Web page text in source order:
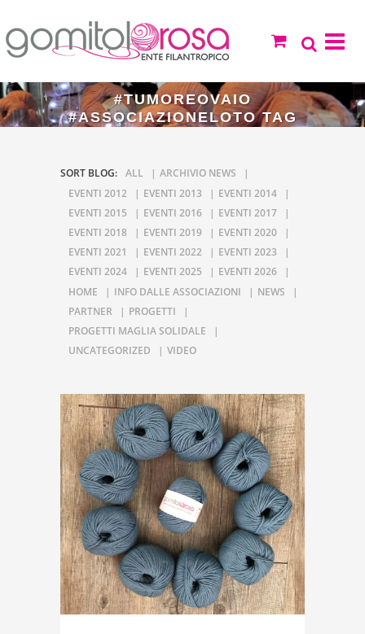
#TUMOREOVAIO
#ASSOCIAZIONELOTO TAG
SORT BLOG: ALL
ARCHIVIO NEWS
EVENTI 2012
EVENTI 2013
EVENTI 2014
EVENTI 2015
EVENTI 2016
EVENTI 2017
EVENTI 2018
EVENTI 2019
EVENTI 2020
EVENTI 2021
EVENTI 2022
EVENTI 2023
EVENTI 2024
EVENTI 2025
EVENTI 2026
HOME
INFO DALLE ASSOCIAZIONI
NEWS
PARTNER
PROGETTI
PROGETTI MAGLIA SOLIDALE
UNCATEGORIZED
VIDEO